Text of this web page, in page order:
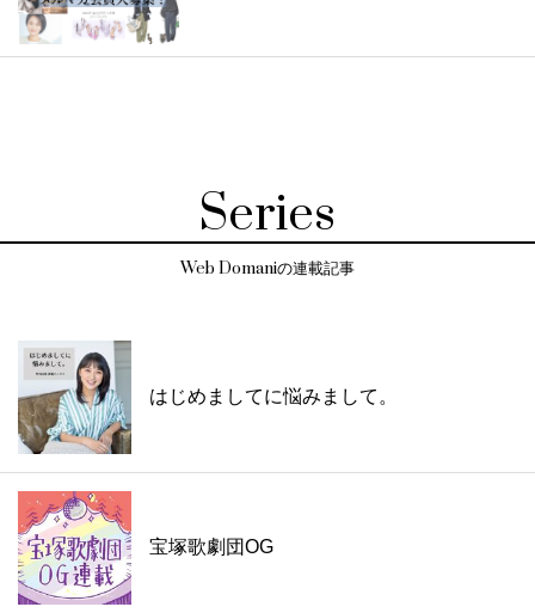
Series
Web Domaniの連載記事
はじめましてに悩みまして。
宝塚歌劇団OG